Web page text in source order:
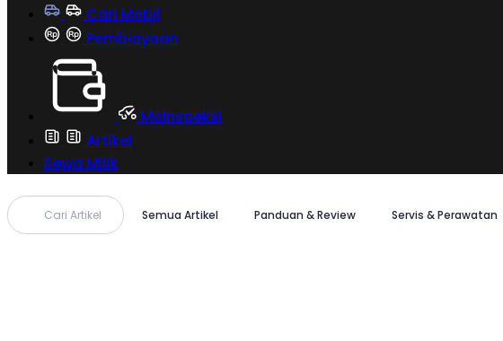
Cari Mobil
Pembiayaan
MoInspeksi
Artikel
Sewa Milik
Cari Artikel Semua Artikel Panduan & Review Servis & Perawatan